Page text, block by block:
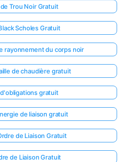
Trou Noir Gratuit
Scholes Gratuit
rayonnement du corps noir
de chaudière gratuit
gratuit
de liaison gratuit
de Liaison Gratuit
de Liaison Gratuit